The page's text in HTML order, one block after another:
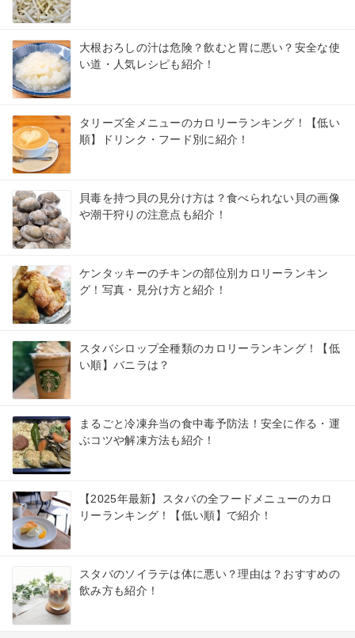
大根おろしの汁は危険？飲むと胃に悪い？安全な使
い道・人気レシピも紹介！
タリーズ全メニューのカロリーランキング！【低い
順】ドリンク・フード別に紹介！
貝毒を持つ貝の見分け方は？食べられない貝の画像
や潮干狩りの注意点も紹介！
ケンタッキーのチキンの部位別カロリーランキン
グ！写真・見分け方と紹介！
スタバシロップ全種類のカロリーランキング！【低
い順】バニラは？
まるごと冷凍弁当の食中毒予防法！安全に作る・運
ぶコツや解凍方法も紹介！
【2025年最新】スタバの全フードメニューのカロ
リーランキング！【低い順】で紹介！
スタバのソイラテは体に悪い？理由は？おすすめの
飲み方も紹介！